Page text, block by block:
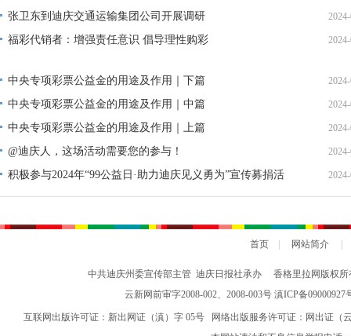
张卫东到迪庆交通运输集团公司开展调研
福彩代销者：增强责任意识 倡导理性购彩
中央专项彩票公益金的用途及作用｜下篇
中央专项彩票公益金的用途及作用｜中篇
中央专项彩票公益金的用途及作用｜上篇
@迪庆人，这场活动需要您的参与！
积极参与2024年“99公益日·助力迪庆见义勇为”宣传募捐活
动倡议书